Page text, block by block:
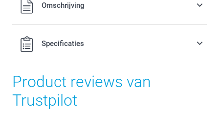
verzendkosten.Omschrijving
Specificaties
Product reviews van
Trustpilot